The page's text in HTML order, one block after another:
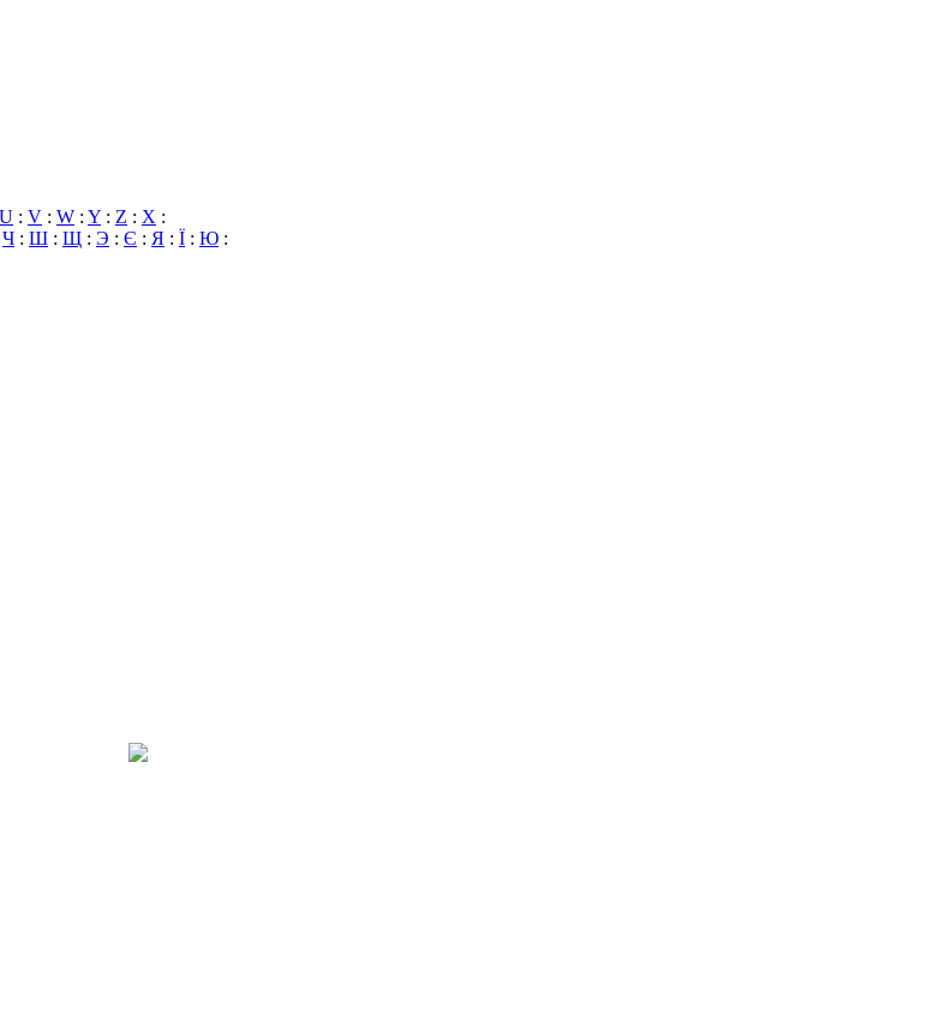
U : V : W : Y : Z : X :
Ч : Ш : Щ : Э : Є : Я : Ї : Ю :